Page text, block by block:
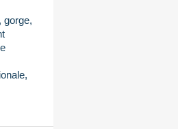
gorge,